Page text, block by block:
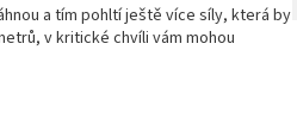
a tím pohltí ještě více síly, která by
v kritické chvíli vám mohou